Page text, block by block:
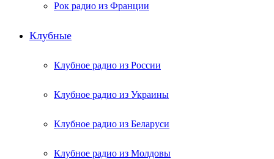
Рок радио из Франции
Клубные
Клубное радио из России
Клубное радио из Украины
Клубное радио из Беларуси
Клубное радио из Молдовы